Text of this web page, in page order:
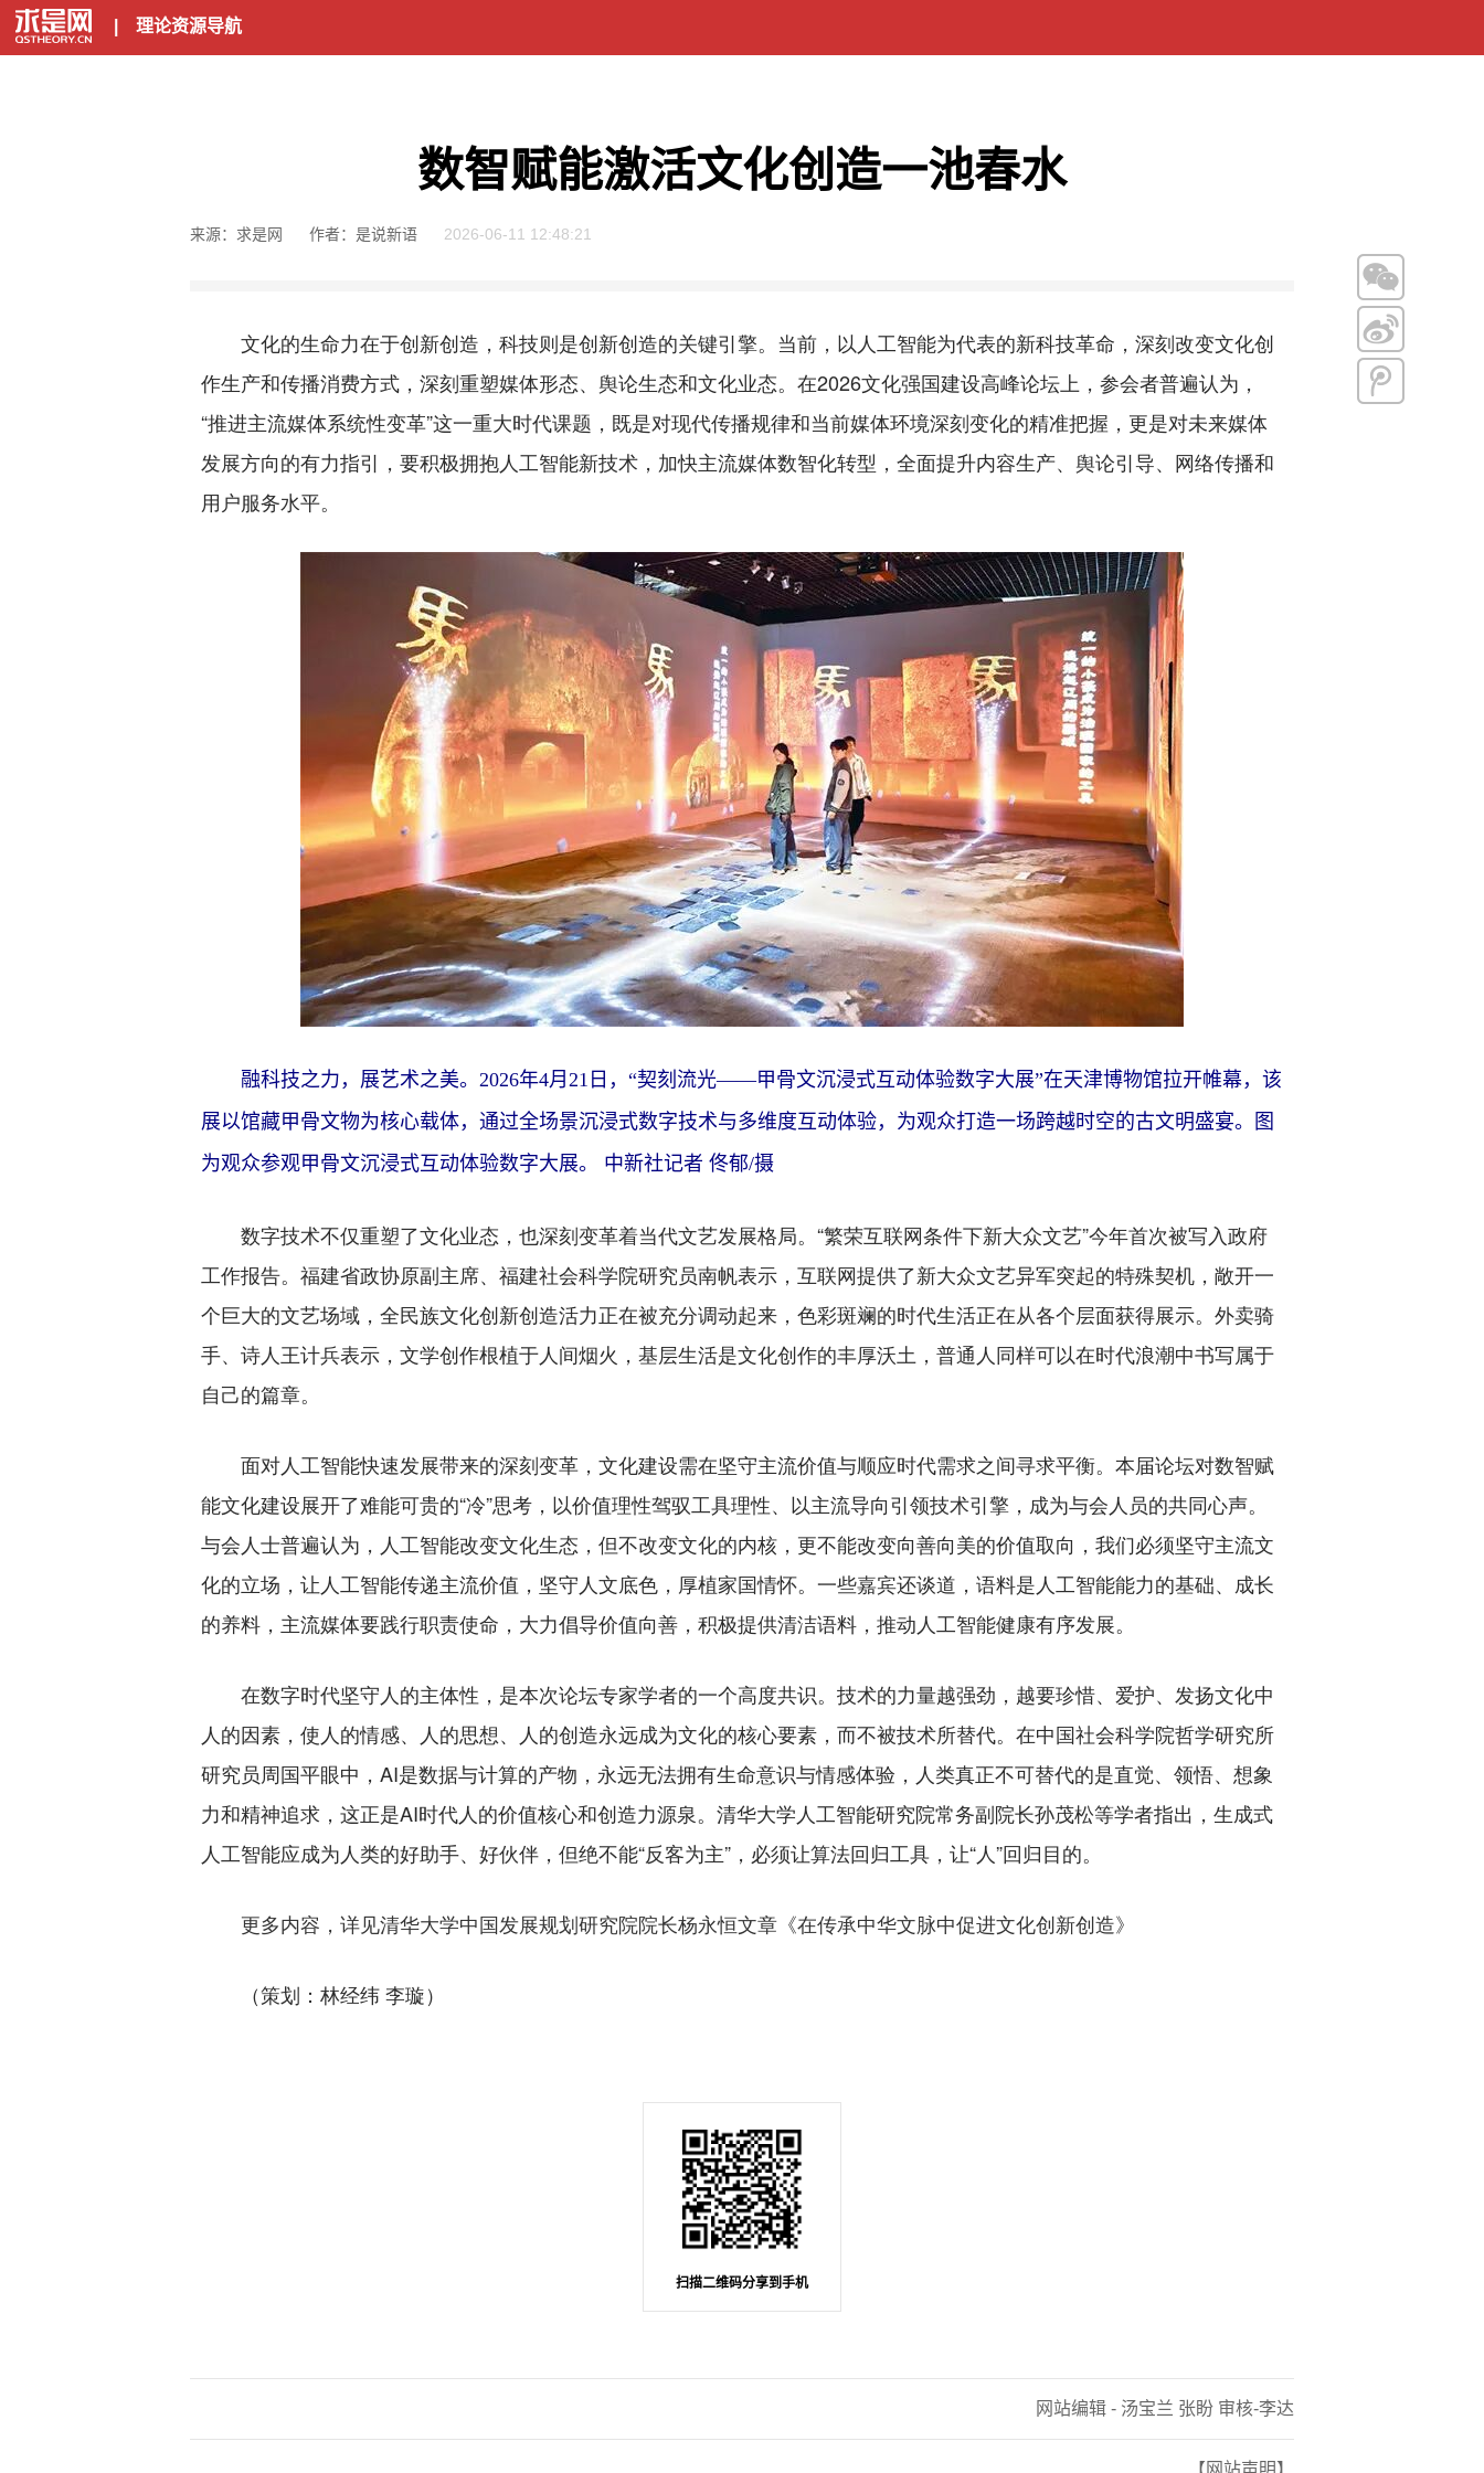
理论资源导航
数智赋能激活文化创造一池春水
来源：求是网 作者：是说新语 2026-06-11 12:48:21
文化的生命力在于创新创造，科技则是创新创造的关键引擎。当前，以人工智能为代表的新科技革命，深刻改变文化创
作生产和传播消费方式，深刻重塑媒体形态、舆论生态和文化业态。在2026文化强国建设高峰论坛上，参会者普遍认为，
“推进主流媒体系统性变革”这一重大时代课题，既是对现代传播规律和当前媒体环境深刻变化的精准把握，更是对未来媒体
发展方向的有力指引，要积极拥抱人工智能新技术，加快主流媒体数智化转型，全面提升内容生产、舆论引导、网络传播和
用户服务水平。
融科技之力，展艺术之美。2026年4月21日，“契刻流光——甲骨文沉浸式互动体验数字大展”在天津博物馆拉开帷幕，该
展以馆藏甲骨文物为核心载体，通过全场景沉浸式数字技术与多维度互动体验，为观众打造一场跨越时空的古文明盛宴。图
为观众参观甲骨文沉浸式互动体验数字大展。 中新社记者 佟郁/摄
数字技术不仅重塑了文化业态，也深刻变革着当代文艺发展格局。“繁荣互联网条件下新大众文艺”今年首次被写入政府
工作报告。福建省政协原副主席、福建社会科学院研究员南帆表示，互联网提供了新大众文艺异军突起的特殊契机，敞开一
个巨大的文艺场域，全民族文化创新创造活力正在被充分调动起来，色彩斑斓的时代生活正在从各个层面获得展示。外卖骑
手、诗人王计兵表示，文学创作根植于人间烟火，基层生活是文化创作的丰厚沃土，普通人同样可以在时代浪潮中书写属于
自己的篇章。
面对人工智能快速发展带来的深刻变革，文化建设需在坚守主流价值与顺应时代需求之间寻求平衡。本届论坛对数智赋
能文化建设展开了难能可贵的“冷”思考，以价值理性驾驭工具理性、以主流导向引领技术引擎，成为与会人员的共同心声。
与会人士普遍认为，人工智能改变文化生态，但不改变文化的内核，更不能改变向善向美的价值取向，我们必须坚守主流文
化的立场，让人工智能传递主流价值，坚守人文底色，厚植家国情怀。一些嘉宾还谈道，语料是人工智能能力的基础、成长
的养料，主流媒体要践行职责使命，大力倡导价值向善，积极提供清洁语料，推动人工智能健康有序发展。
在数字时代坚守人的主体性，是本次论坛专家学者的一个高度共识。技术的力量越强劲，越要珍惜、爱护、发扬文化中
人的因素，使人的情感、人的思想、人的创造永远成为文化的核心要素，而不被技术所替代。在中国社会科学院哲学研究所
研究员周国平眼中，AI是数据与计算的产物，永远无法拥有生命意识与情感体验，人类真正不可替代的是直觉、领悟、想象
力和精神追求，这正是AI时代人的价值核心和创造力源泉。清华大学人工智能研究院常务副院长孙茂松等学者指出，生成式
人工智能应成为人类的好助手、好伙伴，但绝不能“反客为主”，必须让算法回归工具，让“人”回归目的。
更多内容，详见清华大学中国发展规划研究院院长杨永恒文章《在传承中华文脉中促进文化创新创造》
（策划：林经纬 李璇）
扫描二维码分享到手机
网站编辑 - 汤宝兰 张盼 审核-李达
【网站声明】